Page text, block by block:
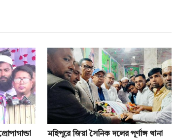
মহিপুরে জিয়া সৈনিক দলের পূর্ণাঙ্গ থানা